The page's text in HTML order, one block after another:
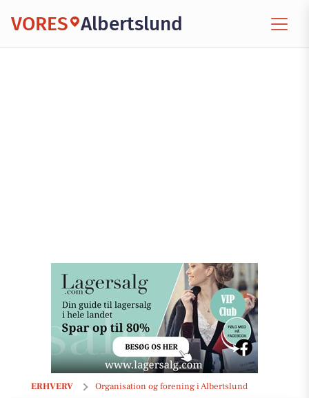
VORES Albertslund
ERHVERV Organisation og forening i Albertslund
Albertslund Boxing Gym